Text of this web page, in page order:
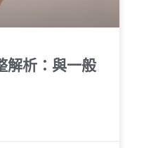
解析：與一般